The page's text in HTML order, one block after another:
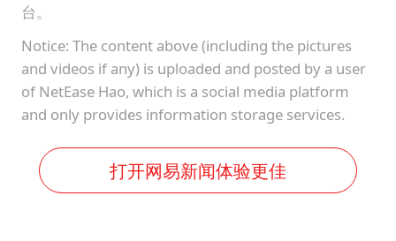
台。
Notice: The content above (including the pictures
and videos if any) is uploaded and posted by a user
of NetEase Hao, which is a social media platform
and only provides information storage services.
打开网易新闻体验更佳